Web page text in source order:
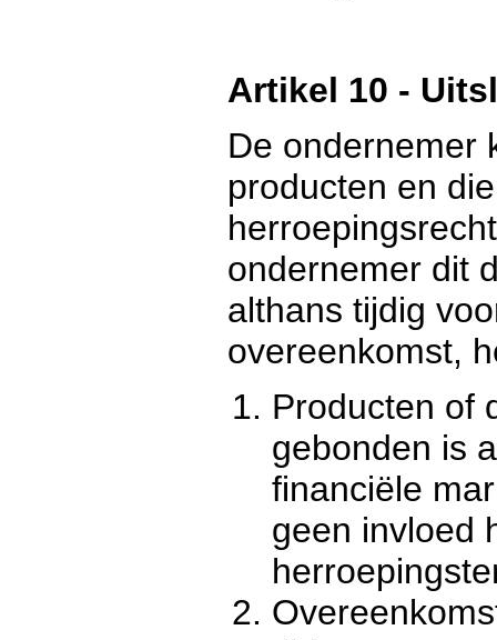
Artikel 10 -
De ondernemer
producten en
ondernemer dit
althans tijdig
overeenkomst,
Producten of
gebonden is
financiële
geen invloed